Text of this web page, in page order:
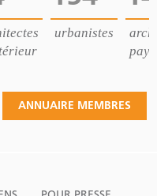
urbanistes
ANNUAIRE MEMBRES